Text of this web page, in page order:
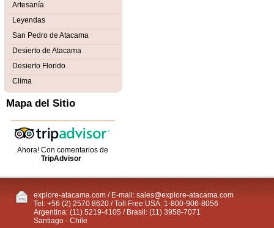
Artesanía
Leyendas
San Pedro de Atacama
Desierto de Atacama
Desierto Florido
Clima
Mapa del Sitio
Ahora! Con comentarios de
TripAdvisor
explore-atacama.com / E-mail: sales@explore-atacama.com
Tel: +56 (2) 2570 8620 / Toll Free USA: 1-800-906-8056
Argentina: (11) 5219-4105 / Brasil: (11) 3958-7071
Santiago - Chile